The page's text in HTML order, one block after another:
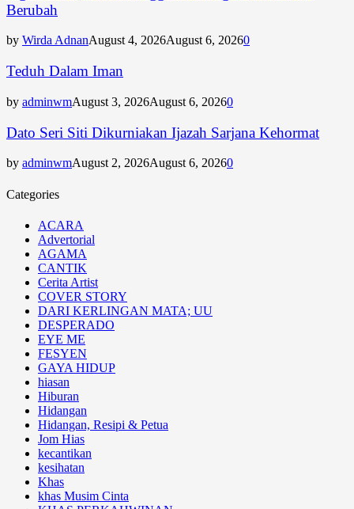
Berubah
by Wirda AdnanAugust 4, 2026August 6, 20260
Teduh Dalam Iman
by adminwmAugust 3, 2026August 6, 20260
Dato Seri Siti Dikurniakan Ijazah Sarjana Kehormat
by adminwmAugust 2, 2026August 6, 20260
Categories
ACARA
Advertorial
AGAMA
CANTIK
Cerita Artist
COVER STORY
DARI KERLINGAN MATA; UU
DESPERADO
EYE ME
FESYEN
GAYA HIDUP
hiasan
Hiburan
Hidangan
Hidangan, Resipi & Petua
Jom Hias
kecantikan
kesihatan
Khas
khas Musim Cinta